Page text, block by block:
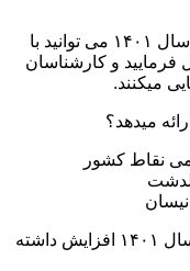
برای اطلاع از نرخ کرایه وانت و نیسان در سال ۱۴۰۱ می توانید با
تماس حاصل فرمایید و کارشناسان
میکنند.
میدهد؟
نقاط کشور
آیا نرخ حمل بار و کرایه وانت و نیسان در سال ۱۴۰۱ افزایش داشته